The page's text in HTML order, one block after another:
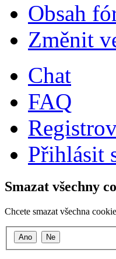
Obsah
Změnit
Chat
FAQ
Přihlásit
Smazat všechny
Chcete smazat všechna